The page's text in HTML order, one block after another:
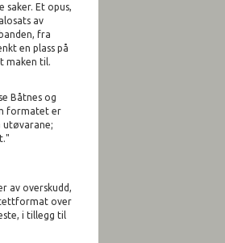
saker. Et opus,
av
fra
en plass på
maken til.
Båtnes og
formatet er
utøvarane;
av overskudd,
over
i tillegg til